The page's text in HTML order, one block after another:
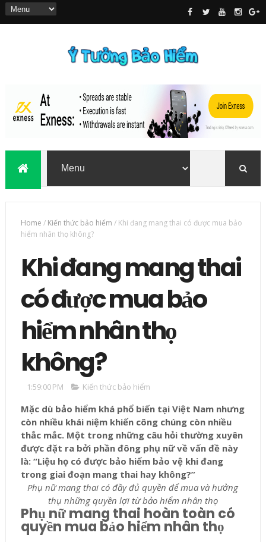
Home / Kiến thức bảo hiểm / Khi đang mang thai có được mua bảo
hiểm nhân thọ không?
Khi đang mang thai
có được mua bảo
hiểm nhân thọ
không?
1:59:00 PM Kiến thức bảo hiểm
Mặc dù bảo hiểm khá phổ biến tại Việt Nam nhưng
còn nhiều khái niệm khiến công chúng còn nhiều
thắc mắc. Một trong những câu hỏi thường xuyên
được đặt ra bởi phần đông phụ nữ về vấn đề này
là: “Liệu họ có được bảo hiểm bảo vệ khi đang
trong giai đoạn mang thai hay không?”
Phụ nữ mang thai có đầy đủ quyền để mua và hưởng
thụ những quyền lợi từ bảo hiểm nhân thọ
Phụ nữ mang thai hoàn toàn có
quyền mua bảo hiểm nhân thọ